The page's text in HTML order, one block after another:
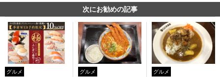
次にお勧めの記事
グルメ グルメ グルメ